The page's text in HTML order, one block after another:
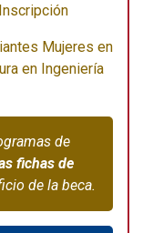
Mujeres en
en Ingeniería
de
fichas de
de la beca.